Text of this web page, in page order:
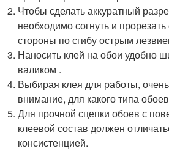
Чтобы сделать аккуратный
необходимо согнуть и
стороны по сгибу острым
Наносить клей на обои удобно
валиком .
Выбирая клея для работы,
внимание, для какого типа
Для прочной сцепки обоев с
клеевой состав должен
консистенцией.